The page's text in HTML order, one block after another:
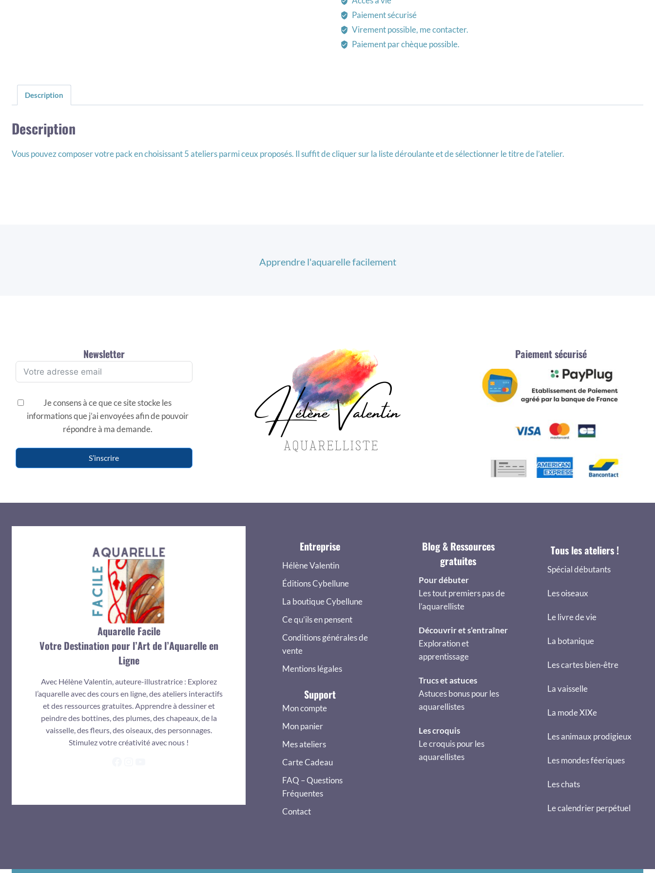
Paiement sécurisé
Virement possible, me contacter.
Paiement par chèque possible.
Description
Description
Vous pouvez composer votre pack en choisissant 5 ateliers parmi ceux proposés. Il suffit de cliquer sur la liste déroulante et de sélectionner le titre de l’atelier.
Apprendre l'aquarelle facilement
Newsletter
Je consens à ce que ce site stocke les
informations que j’ai envoyées afin de pouvoir
répondre à ma demande.
S’inscrire
Paiement sécurisé
Aquarelle Facile
Votre Destination pour l’Art de l’Aquarelle en
Ligne
Avec Hélène Valentin, auteure-illustratrice : Explorez
l’aquarelle avec des cours en ligne, des ateliers interactifs
et des ressources gratuites. Apprendre à dessiner et
peindre des bottines, des plumes, des chapeaux, de la
vaisselle, des fleurs, des oiseaux, des personnages.
Stimulez votre créativité avec nous !
Entreprise
Hélène Valentin
Éditions Cybellune
La boutique Cybellune
Ce qu’ils en pensent
Conditions générales de
vente
Mentions légales
Support
Mon compte
Mon panier
Mes ateliers
Carte Cadeau
FAQ – Questions
Fréquentes
Contact
Blog & Ressources
gratuites
Pour débuter
Les tout premiers pas de
l’aquarelliste
Découvrir et s’entraîner
Exploration et
apprentissage
Trucs et astuces
Astuces bonus pour les
aquarellistes
Les croquis
Le croquis pour les
aquarellistes
Tous les ateliers !
Spécial débutants
Les oiseaux
Le livre de vie
La botanique
Les cartes bien-être
La vaisselle
La mode XIXe
Les animaux prodigieux
Les mondes féeriques
Les chats
Le calendrier perpétuel